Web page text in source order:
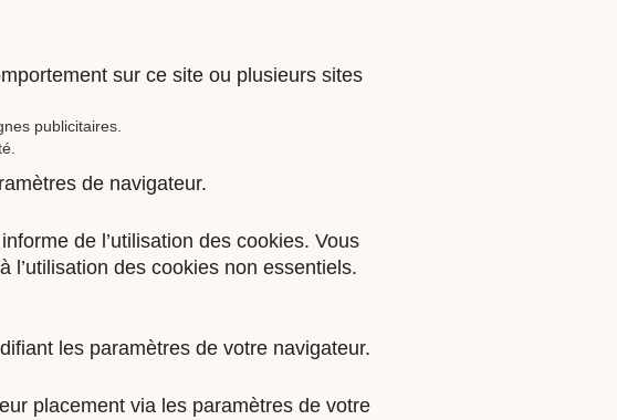
sur ce site ou plusieurs sites
publicitaires.
de navigateur.
de l’utilisation des cookies. Vous
des cookies non essentiels.
les paramètres de votre navigateur.
placement via les paramètres de votre